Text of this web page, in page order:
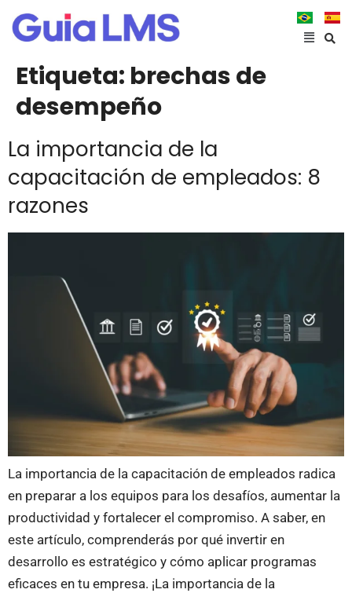
Etiqueta: brechas de
desempeño
La importancia de la
capacitación de empleados: 8
razones
La importancia de la capacitación de empleados radica
en preparar a los equipos para los desafíos, aumentar la
productividad y fortalecer el compromiso. A saber, en
este artículo, comprenderás por qué invertir en
desarrollo es estratégico y cómo aplicar programas
eficaces en tu empresa. ¡La importancia de la